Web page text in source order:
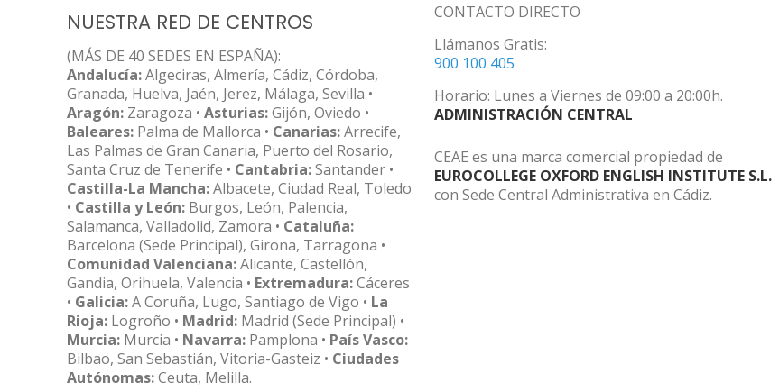
NUESTRA RED DE CENTROS
(MÁS DE 40 SEDES EN ESPAÑA):
Andalucía:Algeciras, Almería, Cádiz, Córdoba,
Granada, Huelva, Jaén, Jerez, Málaga, Sevilla •
Aragón: Zaragoza • Asturias:Gijón, Oviedo •
Baleares: Palma de Mallorca • Canarias:Arrecife,
Las Palmas de Gran Canaria, Puerto del Rosario,
Santa Cruz de Tenerife • Cantabria:Santander •
Castilla-La Mancha:Albacete, Ciudad Real, Toledo
• Castilla y León: Burgos, León, Palencia,
Salamanca, Valladolid, Zamora • Cataluña:
Barcelona (Sede Principal), Girona, Tarragona •
Comunidad Valenciana:Alicante, Castellón,
Gandia, Orihuela, Valencia • Extremadura:Cáceres
• Galicia:A Coruña, Lugo, Santiago de Vigo • La
Rioja: Logroño • Madrid: Madrid (Sede Principal) •
Murcia: Murcia • Navarra: Pamplona • País Vasco:
Bilbao, San Sebastián, Vitoria-Gasteiz • Ciudades
Autónomas:Ceuta, Melilla.
CONTACTO DIRECTO
Llámanos Gratis:
900 100 405
Horario: Lunes a Viernes de 09:00 a 20:00h.
ADMINISTRACIÓN CENTRAL
CEAE es una marca comercial propiedad de
EUROCOLLEGE OXFORD ENGLISH INSTITUTE S.L.
con Sede Central Administrativa en Cádiz.